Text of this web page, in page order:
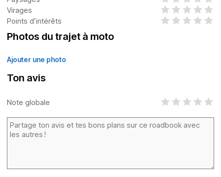
Virages
Points d’intérêts
Photos du trajet à moto
Ajouter une photo
Ton avis
Note globale